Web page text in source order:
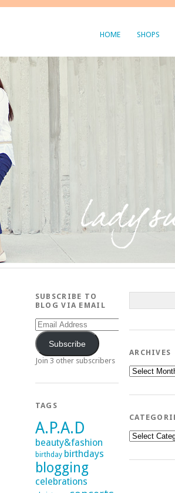
HOME SHOPS
SUBSCRIBE TO
BLOG VIA EMAIL
Email
Address
Subscribe
Join 3 other subscribers
TAGS
A.P.A.D
beauty&fashion
birthday birthdays
blogging
celebrations
ARCHIVES
Archives
Categories